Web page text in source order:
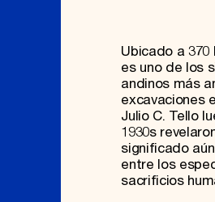
Ubicado a 370
es uno de los
andinos más
excavaciones
Julio C. Tello
1930s
significado
entre los
sacrificios